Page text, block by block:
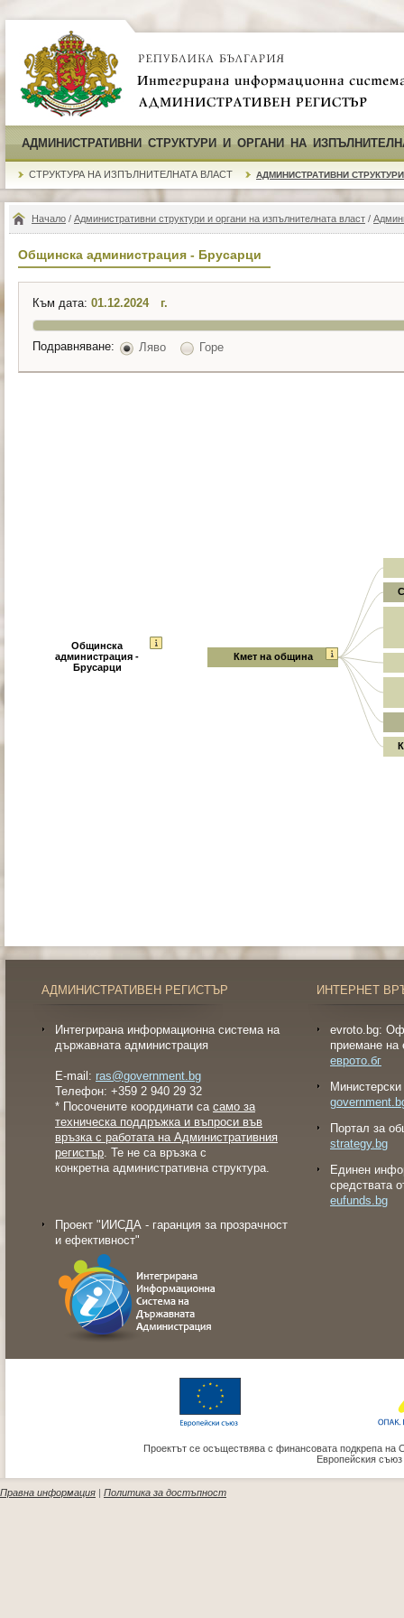
АДМИНИСТРАТИВНИ СТРУКТУРИ И ОРГАНИ НА
СТРУКТУРА НА ИЗПЪЛНИТЕЛНАТА ВЛАСТ АДМИНИСТРАТИВНИ СТРУКТУРИ
Начало / Административни структури и органи на изпълнителната власт /
Общинска администрация - Брусарци
Към дата: г.
Подравняване: Ляво Горе
Общинска
администрация -
Брусарци
Кмет на община
АДМИНИСТРАТИВЕН РЕГИСТЪР
Интегрирана информационна система на
държавната администрация
E-mail: ras@government.bg
Телефон: +359 2 940 29 32
* Посочените координати са само за
техническа поддръжка и въпроси във
връзка с работата на Административния
регистър. Те не са връзка с
конкретна административна структура.
Проект "ИИСДА - гаранция за прозрачност
и ефективност"
ИНТЕРНЕТ
evroto.bg:
приемане на
еврото.бг
Портал за
strategy.bg
Eдинен
средствата
eufunds.bg
Проектът се осъществява с финансовата подкрепа на
Европейския
Правна информация Политика за достъпност